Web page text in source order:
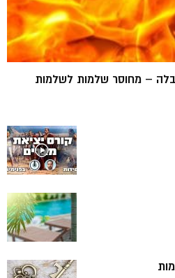
– מחוסר שלמות לשלמות